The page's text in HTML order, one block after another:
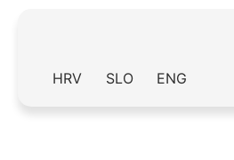
HRV SLO ENG